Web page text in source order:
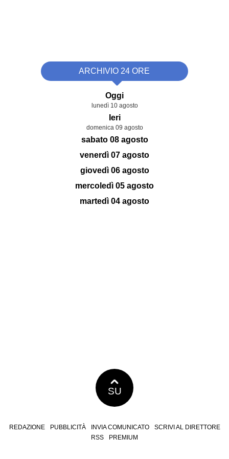
ARCHIVIO 24 ORE
Oggi
lunedì 10 agosto
Ieri
domenica 09 agosto
sabato 08 agosto
venerdì 07 agosto
giovedì 06 agosto
mercoledì 05 agosto
martedì 04 agosto
SU
REDAZIONE PUBBLICITÀ INVIA COMUNICATO
SCRIVI AL DIRETTORE
RSS
PREMIUM